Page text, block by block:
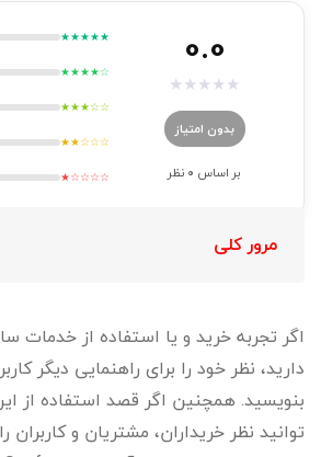
0.0
★
★
★
★
★
بدون امتیاز
بر اساس 0 نظر
★★★★★
★★★★☆
★★★☆☆
★★☆☆☆
★☆☆☆☆
مرور کلی
اگر تجربه خرید و یا استفاده از خدمات
دارید، نظر خود را برای راهنمایی دیگر
بنویسید. همچنین اگر قصد استفاده از
توانید نظر خریداران، مشتریان و